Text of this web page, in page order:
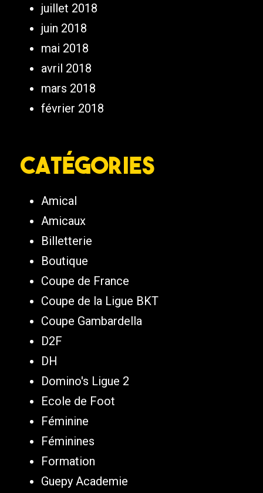
juillet 2018
juin 2018
mai 2018
avril 2018
mars 2018
février 2018
Catégories
Amical
Amicaux
Billetterie
Boutique
Coupe de France
Coupe de la Ligue BKT
Coupe Gambardella
D2F
DH
Domino's Ligue 2
Ecole de Foot
Féminine
Féminines
Formation
Guepy Academie